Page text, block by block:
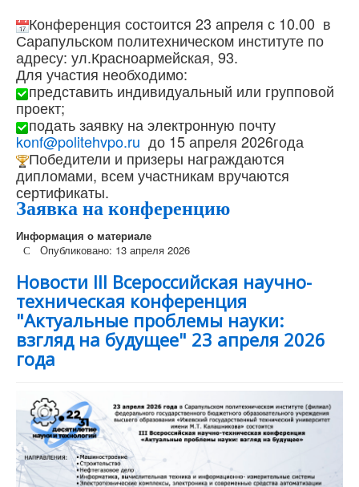
Конференция состоится 23 апреля с 10.00 в
Сарапульском политехническом институте по
адресу: ул.Красноармейская, 93.
Для участия необходимо:
представить индивидуальный или групповой
проект;
подать заявку на электронную почту
konf@politehvpo.ru до 15 апреля 2026года
Победители и призеры награждаются
дипломами, всем участникам вручаются
сертификаты.
Заявка на конференцию
Информация о материале
Опубликовано: 13 апреля 2026
Новости III Всероссийская научно-
техническая конференция
"Актуальные проблемы науки:
взгляд на будущее" 23 апреля 2026
года